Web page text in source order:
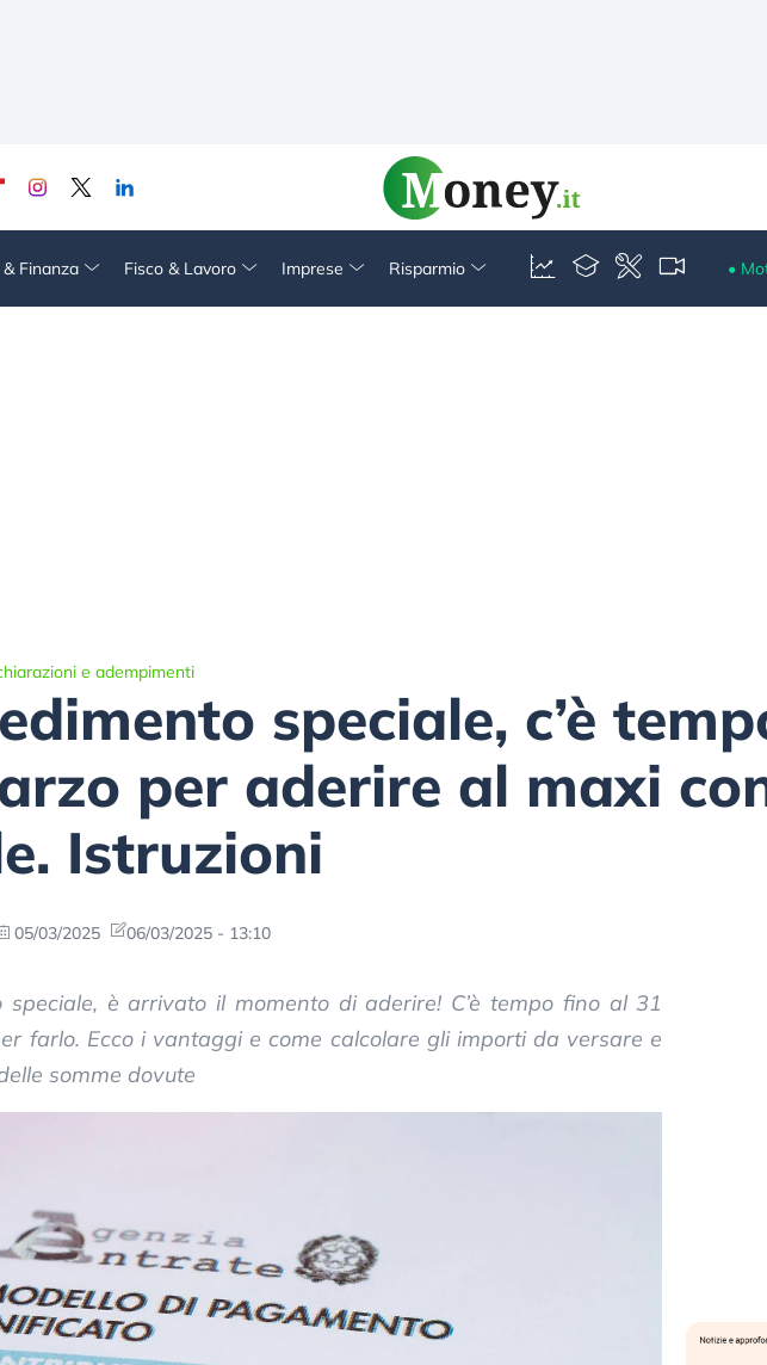
Finanza Fisco & Lavoro Imprese Risparmio •
e adempimenti
speciale, c’è
per aderire al maxi
Istruzioni
05/03/2025 06/03/2025 - 13:10
speciale, è arrivato il momento di aderire! C’è tempo fino al 31
farlo. Ecco i vantaggi e come calcolare gli importi da versare e
somme dovute